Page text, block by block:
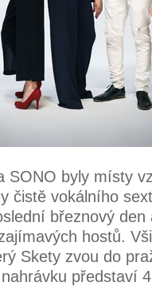
SONO byly místy
čistě vokálního
březnový den
hostů.
Skety zvou do
představí